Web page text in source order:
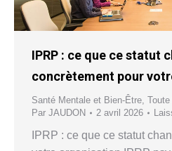
IPRP : ce que ce statut
concrètement pour
Santé Mentale et Bien-Être
Par JAUDON 2 avril 2026
IPRP : ce que ce statut